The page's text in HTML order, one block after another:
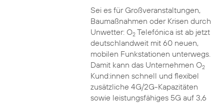
Sei es für Großveranstaltungen,
Baumaßnahmen oder Krisen durch
Unwetter: O2Telefónica ist ab jetzt
deutschlandweit mit 60 neuen,
mobilen Funkstationen unterwegs.
Damit kann das Unternehmen O2
Kund:innen schnell und flexibel
zusätzliche 4G/2G-Kapazitäten
sowie leistungsfähiges 5G auf 3,6